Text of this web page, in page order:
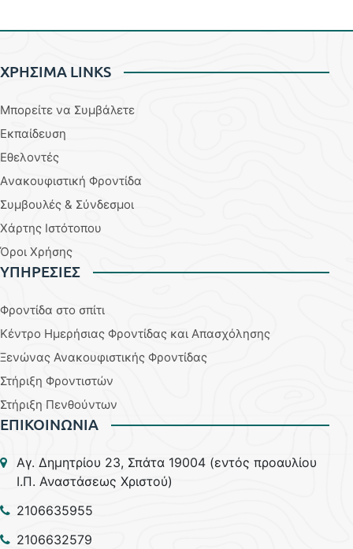
ΧΡΗΣΙΜΑ LINKS
Μπορείτε να Συμβάλετε
Εκπαίδευση
Εθελοντές
Aνακουφιστική Φροντίδα
Συμβουλές & Σύνδεσμοι
Χάρτης Ιστότοπου
Όροι Χρήσης
YΠΗΡΕΣΙΕΣ
Φροντίδα στο σπίτι
Κέντρο Ημερήσιας Φροντίδας και Απασχόλησης
Ξενώνας Ανακουφιστικής Φροντίδας
Στήριξη Φροντιστών
Στήριξη Πενθούντων
ΕΠΙΚΟΙΝΩΝΙΑ
Aγ. Δημητρίου 23, Σπάτα 19004 (εντός προαυλίου
Ι.Π. Αναστάσεως Χριστού)
2106635955
2106632579